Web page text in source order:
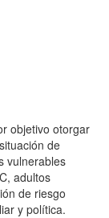
objetivo otorgar
de
vulnerables
adultos
de riesgo
y política.